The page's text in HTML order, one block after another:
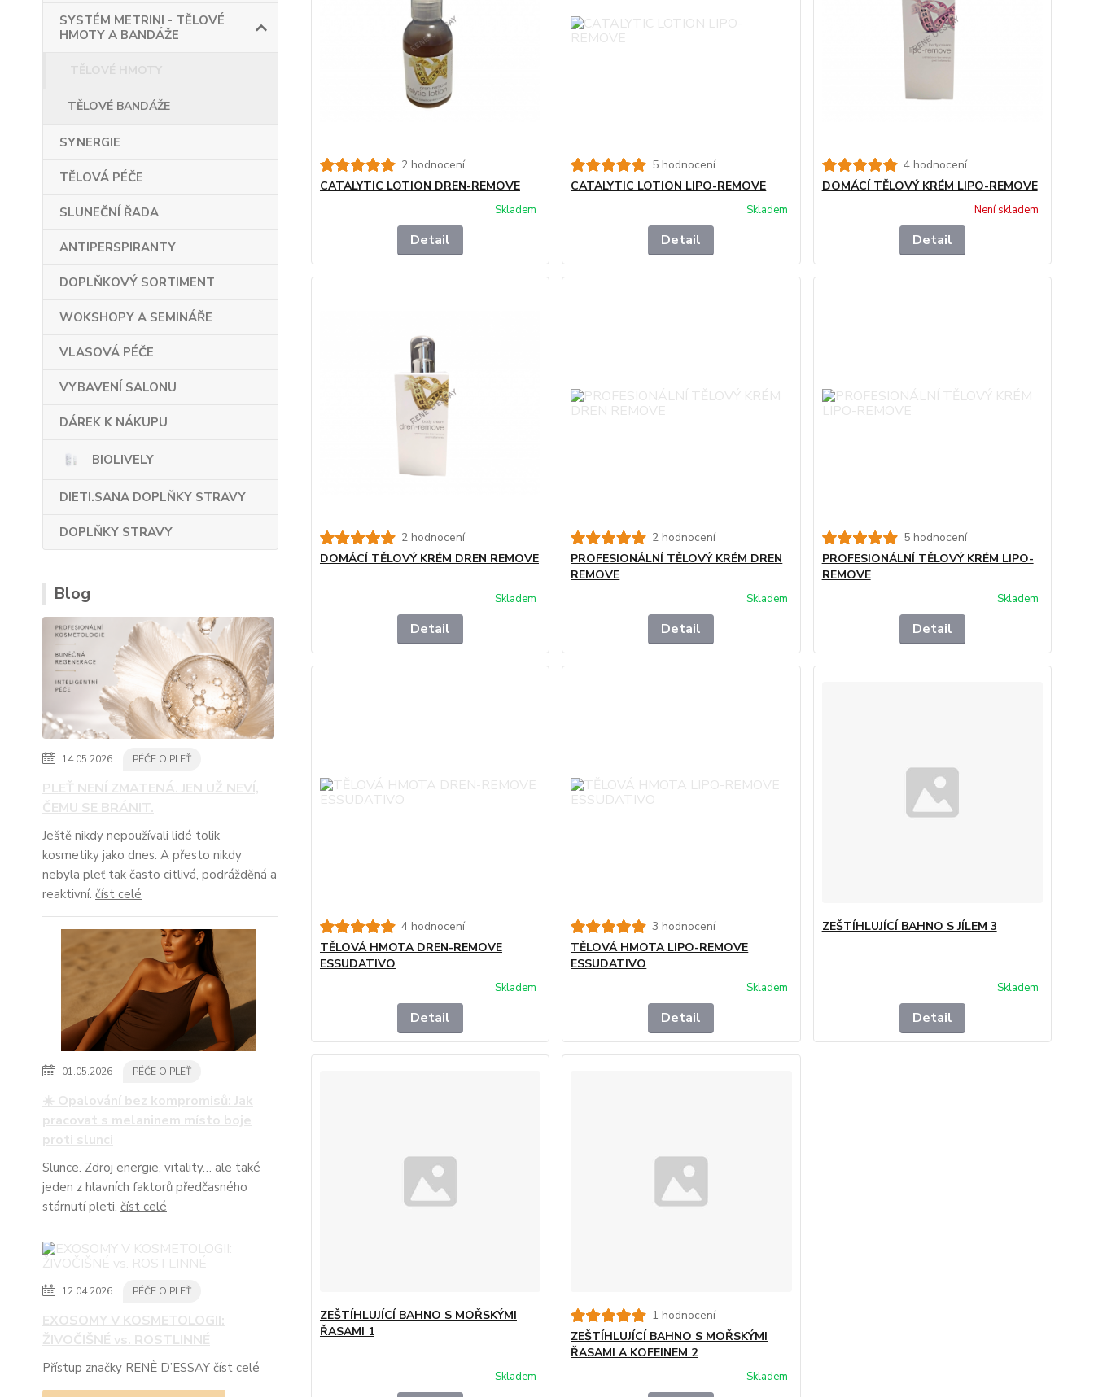
SYSTÉM METRINI - TĚLOVÉ
HMOTY A BANDÁŽE
TĚLOVÉ BANDÁŽE
SYNERGIE
TĚLOVÁ PÉČE
SLUNEČNÍ ŘADA
ANTIPERSPIRANTY
DOPLŇKOVÝ SORTIMENT
WOKSHOPY A SEMINÁŘE
VLASOVÁ PÉČE
VYBAVENÍ SALONU
DÁREK K NÁKUPU
BIOLIVELY
DIETI.SANA DOPLŇKY STRAVY
DOPLŇKY STRAVY
Blog
14.05.2026 PÉČE O PLEŤ
PLEŤ NENÍ ZMATENÁ. JEN UŽ NEVÍ,
ČEMU SE BRÁNIT.
Ještě nikdy nepoužívali lidé tolik
kosmetiky jako dnes. A přesto nikdy
nebyla pleť tak často citlivá, podrážděná a
reaktivní. číst celé
01.05.2026 PÉČE O PLEŤ
☀️ Opalování bez kompromisů: Jak
pracovat s melaninem místo boje
proti slunci
Slunce. Zdroj energie, vitality… ale také
jeden z hlavních faktorů předčasného
stárnutí pleti. číst celé
12.04.2026 PÉČE O PLEŤ
EXOSOMY V KOSMETOLOGII:
ŽIVOČIŠNÉ vs. ROSTLINNÉ
Přístup značky RENÈ D’ESSAY číst celé
2 hodnocení
CATALYTIC LOTION DREN-REMOVE
Skladem
Detail
5 hodnocení
CATALYTIC LOTION LIPO-REMOVE
Skladem
Detail
4 hodnocení
DOMÁCÍ TĚLOVÝ KRÉM LIPO-REMOVE
Není skladem
Detail
2 hodnocení
DOMÁCÍ TĚLOVÝ KRÉM DREN REMOVE
Skladem
Detail
2 hodnocení
PROFESIONÁLNÍ TĚLOVÝ KRÉM DREN
REMOVE
Skladem
Detail
5 hodnocení
PROFESIONÁLNÍ TĚLOVÝ KRÉM LIPO-
REMOVE
Skladem
Detail
4 hodnocení
TĚLOVÁ HMOTA DREN-REMOVE
ESSUDATIVO
Skladem
Detail
3 hodnocení
TĚLOVÁ HMOTA LIPO-REMOVE
ESSUDATIVO
Skladem
Detail
ZEŠTÍHLUJÍCÍ BAHNO S JÍLEM 3
Skladem
Detail
ZEŠTÍHLUJÍCÍ BAHNO S MOŘSKÝMI
ŘASAMI 1
Skladem
1 hodnocení
ZEŠTÍHLUJÍCÍ BAHNO S MOŘSKÝMI
ŘASAMI A KOFEINEM 2
Skladem